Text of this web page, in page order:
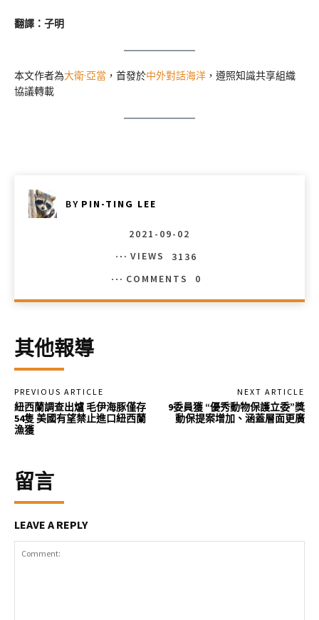
翻譯：子明
本文作者為大衛·亞當 ，首發於中外對話海洋 ，遵照知識共享組織
協議轉載
BY PIN-TING LEE
2021-09-02
VIEWS
3136
COMMENTS
0
其他報導
PREVIOUS ARTICLE
紐西蘭調查出爐 毛伊海豚僅存
54隻 美國有望禁止進口紐西蘭
漁獲
NEXT ARTICLE
9委員獲 “優秀動物保護立委”獎
動保提案增加、涵蓋層面更廣
留言
LEAVE A REPLY